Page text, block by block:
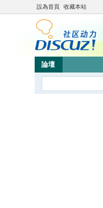
設為首頁 收藏本站
論壇